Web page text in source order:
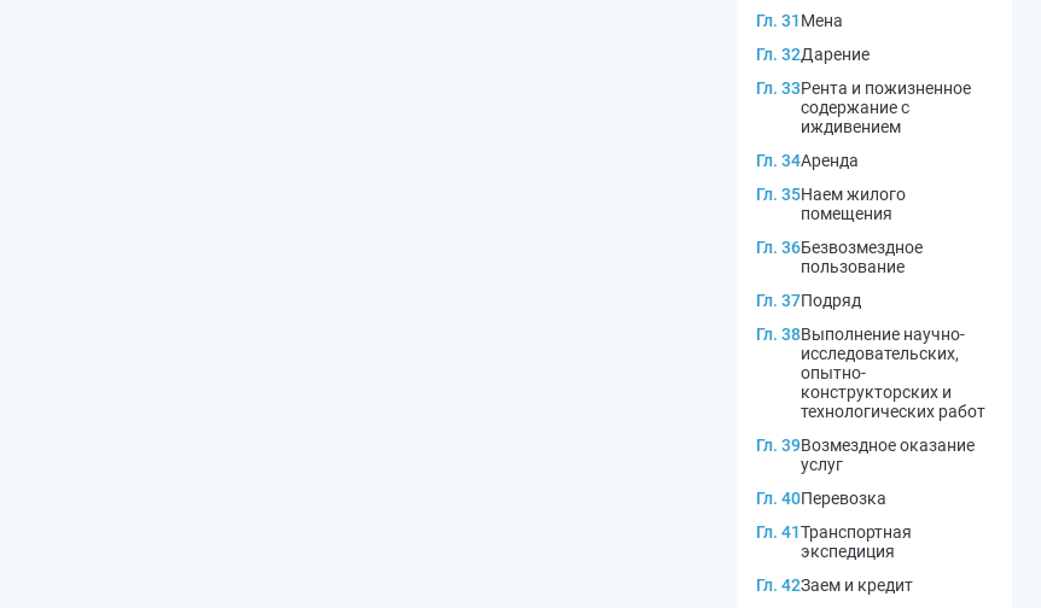
Гл. 31Мена
Гл. 32Дарение
Гл. 33Рента и пожизненное
содержание с
иждивением
Гл. 34Аренда
Гл. 35Наем жилого
помещения
Гл. 36Безвозмездное
пользование
Гл. 37Подряд
Гл. 38Выполнение научно-
исследовательских,
опытно-
конструкторских и
технологических работ
Гл. 39Возмездное оказание
услуг
Гл. 40Перевозка
Гл. 41Транспортная
экспедиция
Гл. 42Заем и кредит